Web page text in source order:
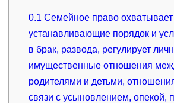
0.1 Семейное право
устанавливающие порядок и
в брак, развода, регулирует
имущественные отношения
родителями и детьми,
связи с усыновлением, опекой,